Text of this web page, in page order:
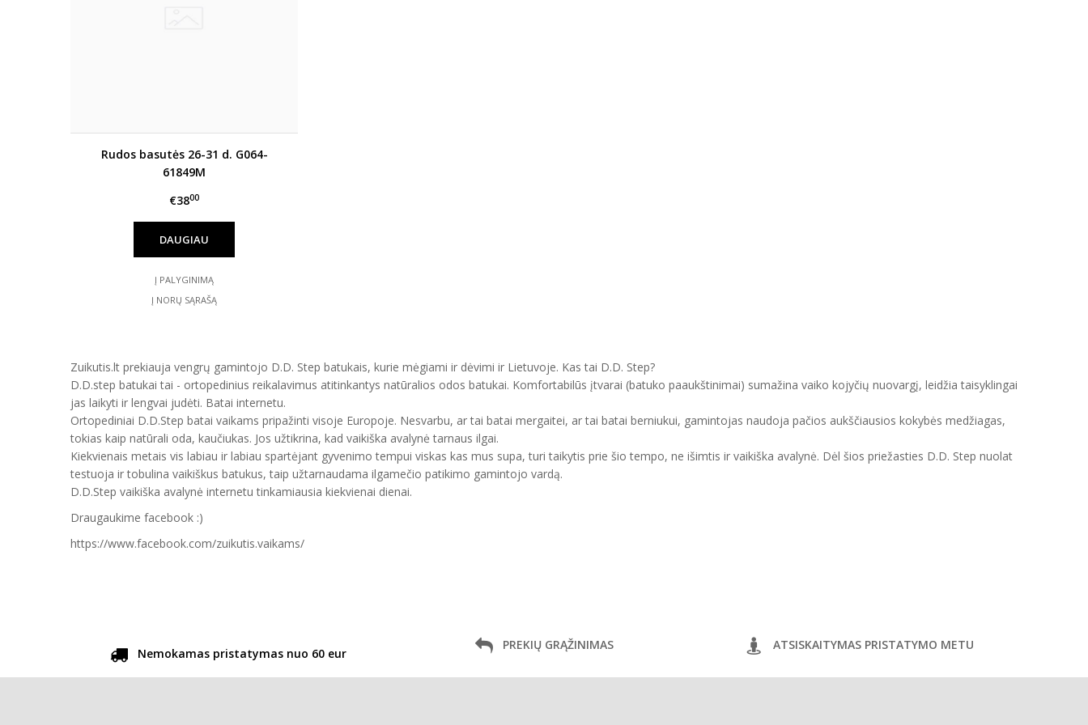
Rudos basutės 26-31 d. G064-
61849M
€3800
DAUGIAU
Į PALYGINIMĄ
Į NORŲ SĄRAŠĄ
Zuikutis.lt prekiauja vengrų gamintojo D.D. Step batukais, kurie mėgiami ir dėvimi ir Lietuvoje. Kas tai D.D. Step?
D.D.step batukai tai - ortopedinius reikalavimus atitinkantys natūralios odos batukai. Komfortabilūs įtvarai (batuko paaukštinimai) sumažina vaiko kojyčių nuovargį, leidžia taisyklingai
jas laikyti ir lengvai judėti. Batai internetu.
Ortopediniai D.D.Step batai vaikams pripažinti visoje Europoje. Nesvarbu, ar tai batai mergaitei, ar tai batai berniukui, gamintojas naudoja pačios aukščiausios kokybės medžiagas,
tokias kaip natūrali oda, kaučiukas. Jos užtikrina, kad vaikiška avalynė tarnaus ilgai.
Kiekvienais metais vis labiau ir labiau spartėjant gyvenimo tempui viskas kas mus supa, turi taikytis prie šio tempo, ne išimtis ir vaikiška avalynė. Dėl šios priežasties D.D. Step nuolat
testuoja ir tobulina vaikiškus batukus, taip užtarnaudama ilgamečio patikimo gamintojo vardą.
D.D.Step vaikiška avalynė internetu tinkamiausia kiekvienai dienai.
Draugaukime facebook :)
https://www.facebook.com/zuikutis.vaikams/
Nemokamas pristatymas nuo 60 eur
PREKIŲ GRĄŽINIMAS ATSISKAITYMAS PRISTATYMO METU